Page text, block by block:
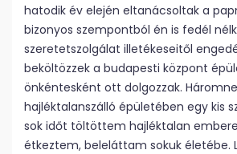
hatodik év elején eltanácsoltak a
bizonyos szempontból én is fedél
szeretetszolgálat illetékeseitől
beköltözzek a budapesti központ
önkéntesként ott dolgozzak.
hajléktalanszálló épületében egy kis
sok időt töltöttem hajléktalan
étkeztem, beleláttam sokuk életébe.